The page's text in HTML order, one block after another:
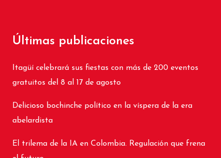
Últimas publicaciones
Itagüí celebrará sus fiestas con más de 200 eventos
gratuitos del 8 al 17 de agosto
Delicioso bochinche político en la víspera de la era
abelardista
El trilema de la IA en Colombia. Regulación que frena